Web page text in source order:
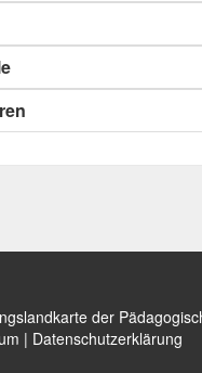
der
| Datenschutzerklärung